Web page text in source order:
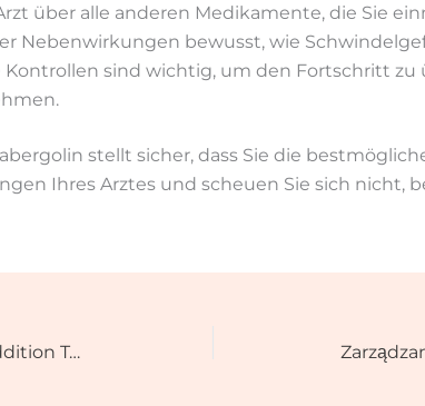
über alle anderen Medikamente, die Sie
Nebenwirkungen bewusst, wie
Kontrollen sind wichtig, um den Fortschritt zu
stellt sicher, dass Sie die
Ihres Arztes und scheuen Sie sich nicht,
Accessibility Survive Gambling In Addition To Online Casino At 20bet